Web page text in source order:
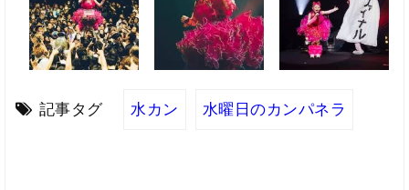
記事タグ 水カン 水曜日のカンパネラ